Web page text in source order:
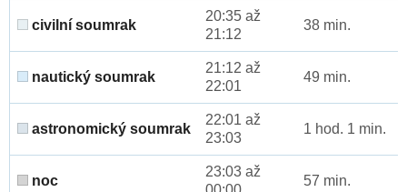
civilní soumrak
20:35 až
21:12
38 min.
nautický soumrak
21:12 až
22:01
49 min.
astronomický soumrak
22:01 až
23:03
1 hod. 1 min.
noc
23:03 až
57 min.